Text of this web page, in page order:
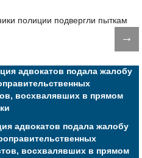
→
адвокатов подала жалобу
восхвалявших в прямом